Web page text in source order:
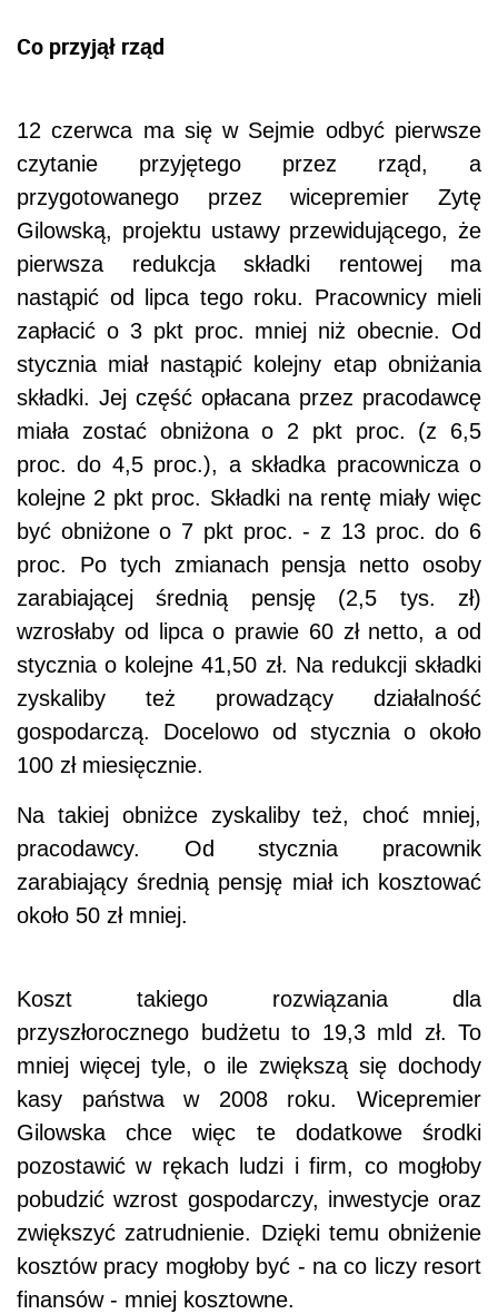
Co przyjął rząd
12 czerwca ma się w Sejmie odbyć pierwsze
czytanie przyjętego przez rząd, a
przygotowanego przez wicepremier Zytę
Gilowską, projektu ustawy przewidującego, że
pierwsza redukcja składki rentowej ma
nastąpić od lipca tego roku. Pracownicy mieli
zapłacić o 3 pkt proc. mniej niż obecnie. Od
stycznia miał nastąpić kolejny etap obniżania
składki. Jej część opłacana przez pracodawcę
miała zostać obniżona o 2 pkt proc. (z 6,5
proc. do 4,5 proc.), a składka pracownicza o
kolejne 2 pkt proc. Składki na rentę miały więc
być obniżone o 7 pkt proc. - z 13 proc. do 6
proc. Po tych zmianach pensja netto osoby
zarabiającej średnią pensję (2,5 tys. zł)
wzrosłaby od lipca o prawie 60 zł netto, a od
stycznia o kolejne 41,50 zł. Na redukcji składki
zyskaliby też prowadzący działalność
gospodarczą. Docelowo od stycznia o około
100 zł miesięcznie.
Na takiej obniżce zyskaliby też, choć mniej,
pracodawcy. Od stycznia pracownik
zarabiający średnią pensję miał ich kosztować
około 50 zł mniej.
Koszt takiego rozwiązania dla
przyszłorocznego budżetu to 19,3 mld zł. To
mniej więcej tyle, o ile zwiększą się dochody
kasy państwa w 2008 roku. Wicepremier
Gilowska chce więc te dodatkowe środki
pozostawić w rękach ludzi i firm, co mogłoby
pobudzić wzrost gospodarczy, inwestycje oraz
zwiększyć zatrudnienie. Dzięki temu obniżenie
kosztów pracy mogłoby być - na co liczy resort
finansów - mniej kosztowne.